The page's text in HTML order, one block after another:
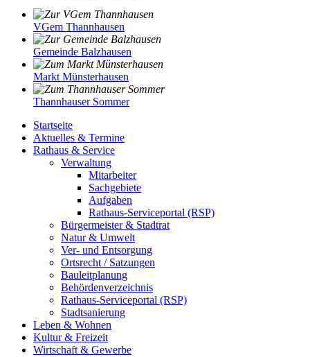
VGem Thannhausen
Gemeinde Balzhausen
Markt Münsterhausen
Thannhauser Sommer
Startseite
Aktuelles & Termine
Rathaus & Service
Verwaltung
Mitarbeiter
Sachgebiete
Aufgaben
Rathaus-Serviceportal (RSP)
Bürgermeister & Stadtrat
Natur & Umwelt
Ver- und Entsorgung
Ortsrecht / Satzungen
Bauleitplanung
Behördenverzeichnis
Rathaus-Serviceportal (RSP)
Stadtsanierung
Leben & Wohnen
Kultur & Freizeit
Wirtschaft & Gewerbe